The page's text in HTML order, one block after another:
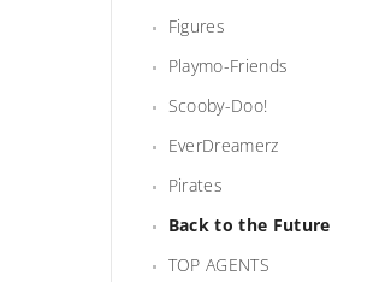
Figures
Playmo-Friends
Scooby-Doo!
EverDreamerz
Pirates
Back to the Future
TOP AGENTS